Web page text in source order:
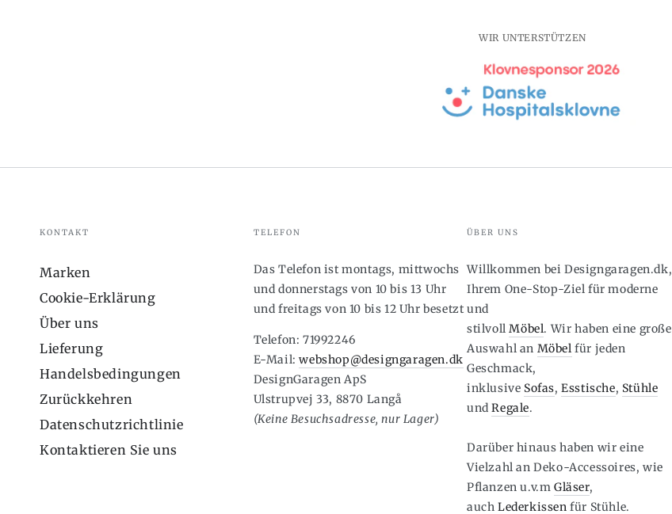
WIR UNTERSTÜTZEN
KONTAKT
Marken
Cookie-Erklärung
Über uns
Lieferung
Handelsbedingungen
Zurückkehren
Datenschutzrichtlinie
Kontaktieren Sie uns
TELEFON
Das Telefon ist montags, mittwochs
und donnerstags von 10 bis 13 Uhr
und freitags von 10 bis 12 Uhr besetzt
Telefon: 71992246
E-Mail:webshop@designgaragen.dk
DesignGaragen ApS
Ulstrupvej 33, 8870 Langå
(Keine Besuchsadresse, nur Lager)
ÜBER UNS
Willkommen bei Designgaragen.dk,
Ihrem One-Stop-Ziel für moderne
und
stilvollMöbel. Wir haben eine große
Auswahl an Möbel für jeden
Geschmack,
inklusive Sofas,Esstische, Stühle
undRegale.
Darüber hinaus haben wir eine
Vielzahl an Deko-Accessoires, wie
Pflanzen u.v.mGläser,
auchLederkissen für Stühle.